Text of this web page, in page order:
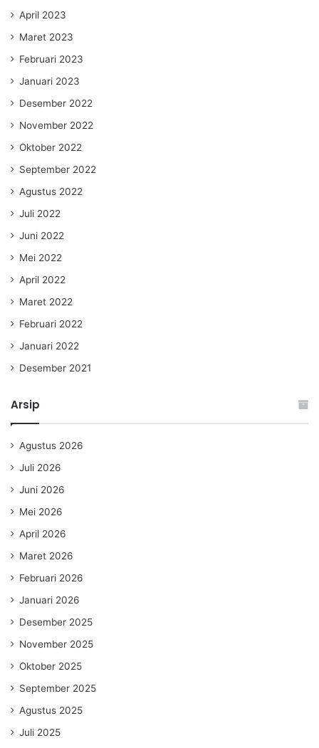
April 2023
Maret 2023
Februari 2023
Januari 2023
Desember 2022
November 2022
Oktober 2022
September 2022
Agustus 2022
Juli 2022
Juni 2022
Mei 2022
April 2022
Maret 2022
Februari 2022
Januari 2022
Desember 2021
Arsip
Agustus 2026
Juli 2026
Juni 2026
Mei 2026
April 2026
Maret 2026
Februari 2026
Januari 2026
Desember 2025
November 2025
Oktober 2025
September 2025
Agustus 2025
Juli 2025